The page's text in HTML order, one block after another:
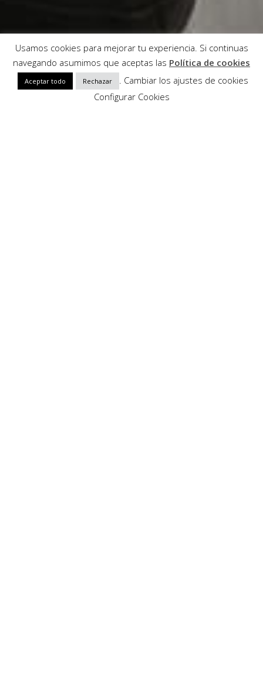
Usamos cookies para mejorar tu experiencia. Si continuas
navegando asumimos que aceptas las Política de cookies
Aceptar todo Rechazar
. Cambiar los ajustes de cookies
Configurar Cookies